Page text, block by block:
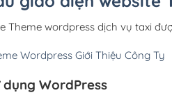
Theme wordpress dịch vụ taxi
Wordpress Giới Thiệu Công Ty
dụng WordPress